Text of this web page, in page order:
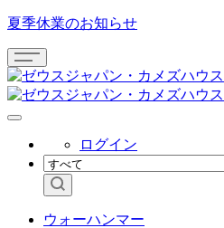
夏季休業のお知らせ
ログイン
ウォーハンマー